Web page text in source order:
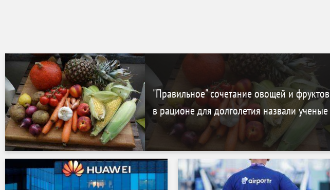
"Правильное" сочетание овощей и фруктов
в рационе для долголетия назвали ученые